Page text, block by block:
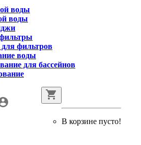
воды
воды
фильтров
воды
для бассейнов
В корзине пусто!